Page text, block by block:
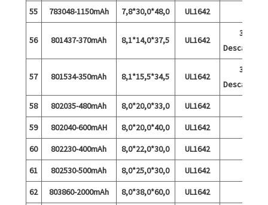
55
783048-1150mAh 7,8*30,0*48,0 UL1642
56 801437-370mAh 8,1*14,0*37,5 UL1642
3A
Descărcare
57 801534-350mAh 8,1*15,5*34,5 UL1642
3A
Descărcare
58
802035-480mAh 8,0*20,0*33,0
UL1642
59
802040-600mAH 8,0*20,0*40,0
UL1642
60
802230-400mAh 8,0*22,0*30,0
UL1642
61
802530-500mAh 8,0*25,0*30,0
UL1642
62
803860-2000mAh 8,0*38,0*60,0
UL1642